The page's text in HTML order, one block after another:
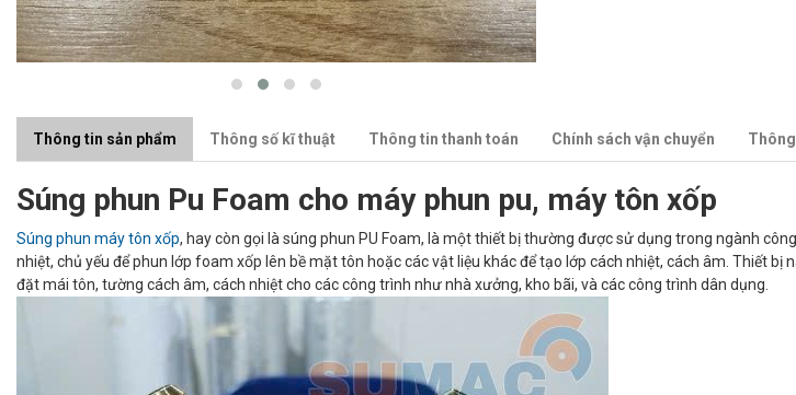
Thông tin sản phẩm Thông số kĩ thuật Thông tin thanh toán Chính sách vận chuyển
Súng phun Pu Foam cho máy phun pu, máy tôn xốp
Súng phun máy tôn xốp, hay còn gọi là súng phun PU Foam, là một thiết bị thường được sử dụng trong ngành
nhiệt, chủ yếu để phun lớp foam xốp lên bề mặt tôn hoặc các vật liệu khác để tạo lớp cách nhiệt, cách âm. Thiết bị
đặt mái tôn, tường cách âm, cách nhiệt cho các công trình như nhà xưởng, kho bãi, và các công trình dân dụng.